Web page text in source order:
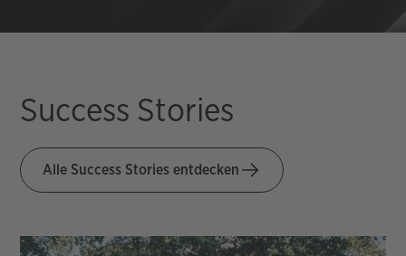
Success Stories
Alle Success Stories entdecken